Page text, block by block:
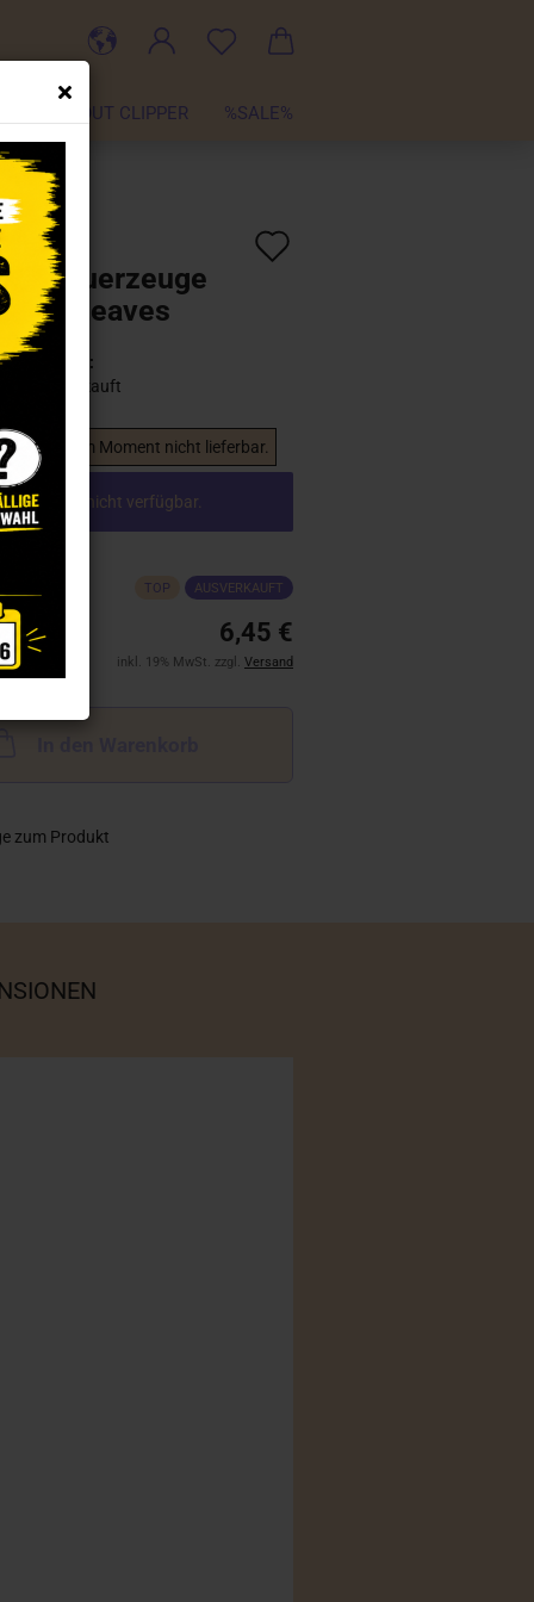
ABOUT CLIPPER %SALE%
CL100327
Feuerzeuge
Leaves
Lieferzeit:
Ausverkauft
Artikel ist im Moment nicht lieferbar.
ist aktuell nicht verfügbar.
TOP AUSVERKAUFT
6,45 €
inkl. 19% MwSt. zzgl. Versand
zum Produkt